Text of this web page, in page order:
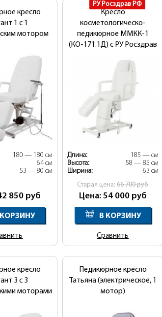
кресло
1 с 1
мотором
180 — 180 см
64 см
53 — 80 см
850 руб
РУ Росздрав РФ
Кресло
косметологическо-
педикюрное ММКК-1
(КО-171.1Д) с РУ Росздрав
Длина:
185 — см
Высота:
58 — 85 см
Ширина:
63 см
Cтарая цена:66 700руб
Цена: 54 000 руб
В КОРЗИНУ
Сравнить
кресло
3 с 3
моторами
Педикюрное кресло
Татьяна (электрическое, 1
мотор)